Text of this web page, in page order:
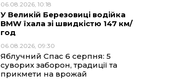
06.08.2026, 10:18
У Великій Березовиці водійка
BMW їхала зі швидкістю 147 км/
год
06.08.2026, 09:30
Яблучний Спас 6 серпня: 5
суворих заборон, традиції та
прикмети на врожай